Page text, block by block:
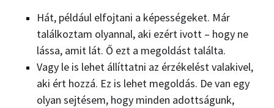
Hát, például elfojtani a képességeket. Már
találkoztam olyannal, aki ezért ivott – hogy ne
lássa, amit lát. Ő ezt a megoldást találta.
Vagy le is lehet állíttatni az érzékelést valakivel,
aki ért hozzá. Ez is lehet megoldás. De van egy
olyan sejtésem, hogy minden adottságunk,